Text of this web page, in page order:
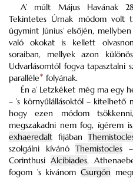
A’ múlt Május Havának 28
Tekintetes Úrnak módom volt
úgymint Június’ elsőjén,
való okokat is kellett
soraiban, mellyek azon
Udvarlásomtól fogva tapasztalni
paralléle* folyának.
Én a’ Letzkéket még ma egy
– ’s környűlállásoktól – kitelhető
hogy ezen módom
megszakadni nem fog, ígérem
exhaeredalt fijában
szolgálni kívánóThemistocles
Corinthusi Alcibiades,
fogom ’s kivánom Csurgón